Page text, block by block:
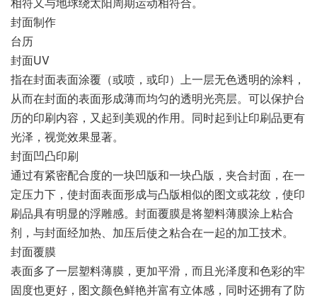
封面制作
台历
封面UV
指在封面表面涂覆（或喷，或印）上一层无色透明的涂料，
从而在封面的表面形成薄而均匀的透明光亮层。可以保护台
历的印刷内容，又起到美观的作用。同时起到让印刷品更有
光泽，视觉效果显著。
封面凹凸印刷
通过有紧密配合度的一块凹版和一块凸版，夹合封面，在一
定压力下，使封面表面形成与凸版相似的图文或花纹，使印
刷品具有明显的浮雕感。封面覆膜是将塑料薄膜涂上粘合
剂，与封面经加热、加压后使之粘合在一起的加工技术。
封面覆膜
表面多了一层塑料薄膜，更加平滑，而且光泽度和色彩的牢
固度也更好，图文颜色鲜艳并富有立体感，同时还拥有了防